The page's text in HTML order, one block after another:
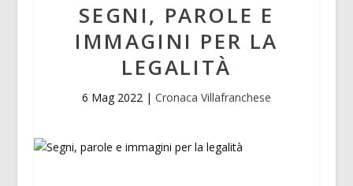
SEGNI, PAROLE E
IMMAGINI PER LA
LEGALITÀ
6 Mag 2022| Cronaca Villafranchese